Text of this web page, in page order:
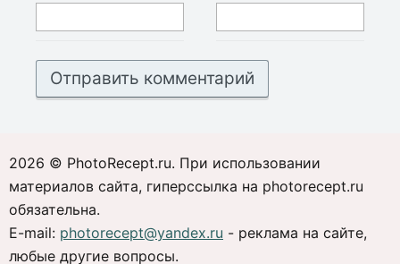
2026 © PhotoRecept.ru. При использовании
материалов сайта, гиперссылка на photorecept.ru
обязательна.
E-mail: photorecept@yandex.ru - реклама на сайте,
любые другие вопросы.